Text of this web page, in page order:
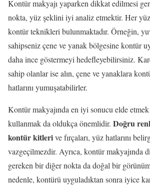
Kontür makyajı yaparken dikkat edilmesi
nokta, yüz şeklini iyi analiz etmektir. Her
kontür teknikleri bulunmaktadır. Örneğin,
sahipseniz çene ve yanak bölgesine kontür
daha ince göstermeyi hedefleyebilirsiniz.
sahip olanlar ise alın, çene ve yanaklara
hatlarını yumuşatabilirler.
Kontür makyajında en iyi sonucu elde
kullanmak da oldukça önemlidir. Doğru
kontür kitlerive fırçaları, yüz hatlarını
vazgeçilmezdir. Ayrıca, kontür makyajında
gereken bir diğer nokta da doğal bir
nedenle, kontürü uyguladıktan sonra iyice